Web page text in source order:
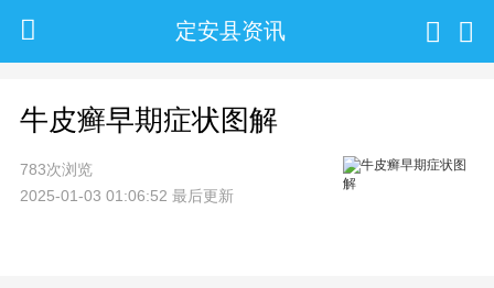
定安县资讯
牛皮癣早期症状图解
783次浏览
2025-01-03 01:06:52 最后更新